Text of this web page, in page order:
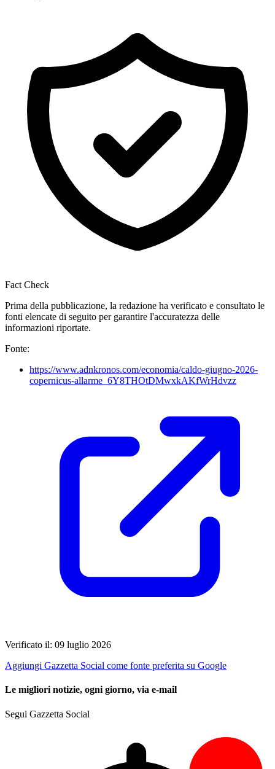
Fact Check
Prima della pubblicazione, la redazione ha verificato e consultato le
fonti elencate di seguito per garantire l'accuratezza delle
informazioni riportate.
Fonte:
https://www.adnkronos.com/economia/caldo-giugno-2026-
copernicus-allarme_6Y8THOtDMwxkAKfWrHdvzz
Verificato il: 09 luglio 2026
Aggiungi Gazzetta Social come fonte preferita su Google
Le migliori notizie, ogni giorno, via e-mail
Segui Gazzetta Social